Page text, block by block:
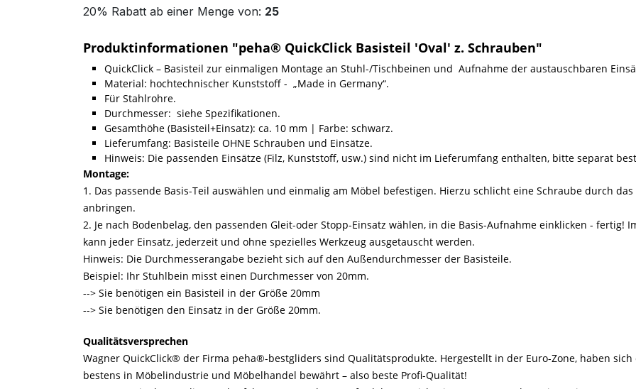
20% Rabatt ab einer Menge von: 25
Produktinformationen "peha® QuickClick Basisteil 'Oval' z. Schrauben"
QuickClick – Basisteil zur einmaligen Montage an Stuhl-/Tischbeinen und Aufnahme der austauschbaren
Material: hochtechnischer Kunststoff - „Made in Germany“.
Für Stahlrohre.
Durchmesser: siehe Spezifikationen.
Gesamthöhe (Basisteil+Einsatz): ca. 10 mm | Farbe: schwarz.
Lieferumfang: Basisteile OHNE Schrauben und Einsätze.
Hinweis: Die passenden Einsätze (Filz, Kunststoff, usw.) sind nicht im Lieferumfang enthalten, bitte separat
Montage:
1. Das passende Basis-Teil auswählen und einmalig am Möbel befestigen. Hierzu schlicht eine Schraube durch
anbringen.
2. Je nach Bodenbelag, den passenden Gleit-oder Stopp-Einsatz wählen, in die Basis-Aufnahme einklicken - fertig!
kann jeder Einsatz, jederzeit und ohne spezielles Werkzeug ausgetauscht werden.
Hinweis: Die Durchmesserangabe bezieht sich auf den Außendurchmesser der Basisteile.
Beispiel: Ihr Stuhlbein misst einen Durchmesser von 20mm.
--> Sie benötigen ein Basisteil in der Größe 20mm
--> Sie benötigen den Einsatz in der Größe 20mm.
Qualitätsversprechen
Wagner QuickClick® der Firma peha®-bestgliders sind Qualitätsprodukte. Hergestellt in der Euro-Zone, haben
bestens in Möbelindustrie und Möbelhandel bewährt – also beste Profi-Qualität!